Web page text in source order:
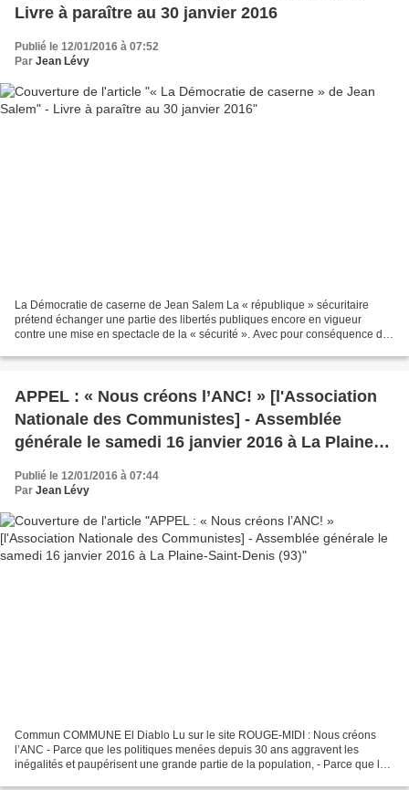
Livre à paraître au 30 janvier 2016
Publié le 12/01/2016 à 07:52
Par Jean Lévy
La Démocratie de caserne de Jean Salem La « république » sécuritaire
prétend échanger une partie des libertés publiques encore en vigueur
contre une mise en spectacle de la « sécurité ». Avec pour conséquence de
APPEL : « Nous créons l’ANC! » [l'Association
Nationale des Communistes] - Assemblée
générale le samedi 16 janvier 2016 à La Plaine-
Saint-Denis (93)
Publié le 12/01/2016 à 07:44
Par Jean Lévy
Commun COMMUNE El Diablo Lu sur le site ROUGE-MIDI : Nous créons
l’ANC - Parce que les politiques menées depuis 30 ans aggravent les
inégalités et paupérisent une grande partie de la population, - Parce que les